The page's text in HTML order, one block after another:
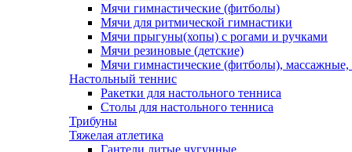
Мячи гимнастические (фитболы)
Мячи для ритмической гимнастики
Мячи прыгуны(хопы) с рогами и ручками
Мячи резиновые (детские)
Мячи гимнастические (фитболы),
Настольный теннис
Ракетки для настольного тенниса
Столы для настольного тенниса
Трибуны
Тяжелая атлетика
Гантели литые чугунные